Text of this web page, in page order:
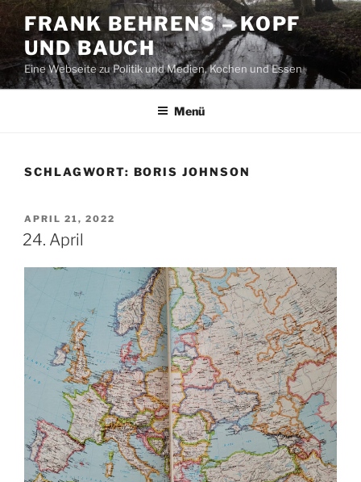
Zum
Inhalt
springen
FRANK BEHRENS – KOPF
UND BAUCH
Eine Webseite zu Politik und Medien, Kochen und Essen
Menü
SCHLAGWORT: BORIS JOHNSON
VERÖFFENTLICHT
AM
APRIL 21, 2022
24. April